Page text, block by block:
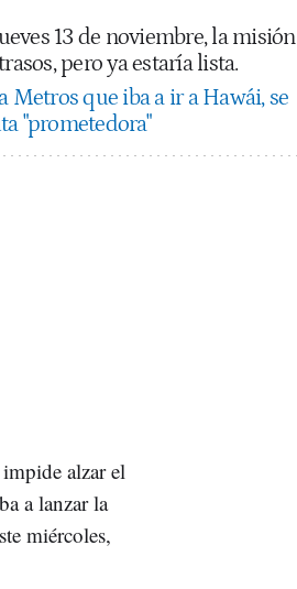
13 de noviembre, la misión
pero ya estaría lista.
Metros que iba a ir a Hawái, se
"prometedora"
alzar el
a lanzar la
miércoles,